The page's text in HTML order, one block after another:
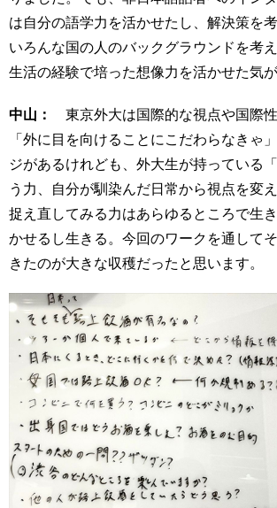
は自分の語学力を活かせたし、解決策を考
いろんな国の人のバックグラウンドを考
生活の経験で培った想像力を活かせた気が
中山：
東京外大は国際的な視点や国際性
「外に目を向けることにこだわらなきゃ
ジがあるけれども、外大生が持っている
う力、自分が馴染んだ日常から視点を変
捉え直してみる力はあらゆるところで生
かせるし生きる。今回のワークを通して
きたのが大きな収穫だったと思います。